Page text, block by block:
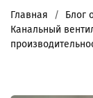
Главная
Блог
Канальный